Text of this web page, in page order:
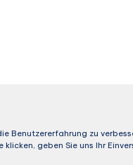
Benutzererfahrung zu
geben Sie uns Ihr